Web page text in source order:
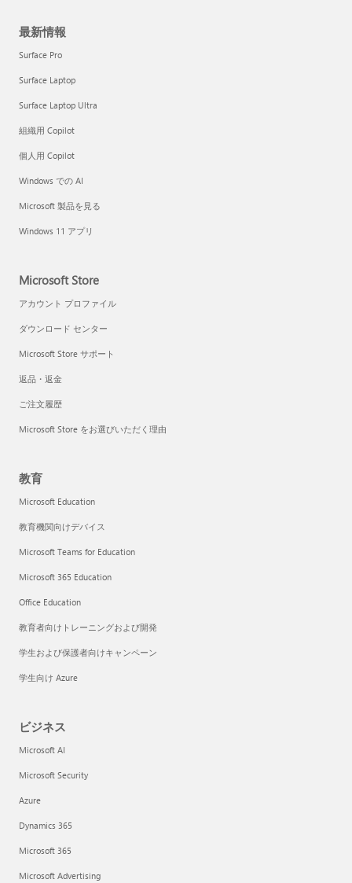
最新情報
Surface Pro
Surface Laptop
Surface Laptop Ultra
組織用 Copilot
個人用 Copilot
Windows での AI
Microsoft 製品を見る
Windows 11 アプリ
Microsoft Store
アカウント プロファイル
ダウンロード センター
Microsoft Store サポート
返品・返金
ご注文履歴
Microsoft Store をお選びいただく理由
教育
Microsoft Education
教育機関向けデバイス
Microsoft Teams for Education
Microsoft 365 Education
Office Education
教育者向けトレーニングおよび開発
学生および保護者向けキャンペーン
学生向け Azure
ビジネス
Microsoft AI
Microsoft Security
Azure
Dynamics 365
Microsoft 365
Microsoft Advertising